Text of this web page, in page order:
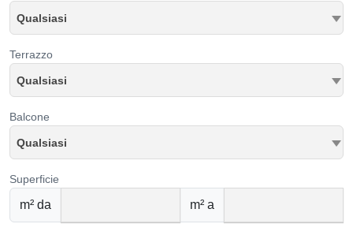
Qualsiasi
Terrazzo
Qualsiasi
Balcone
Qualsiasi
Superficie
m² da m² a